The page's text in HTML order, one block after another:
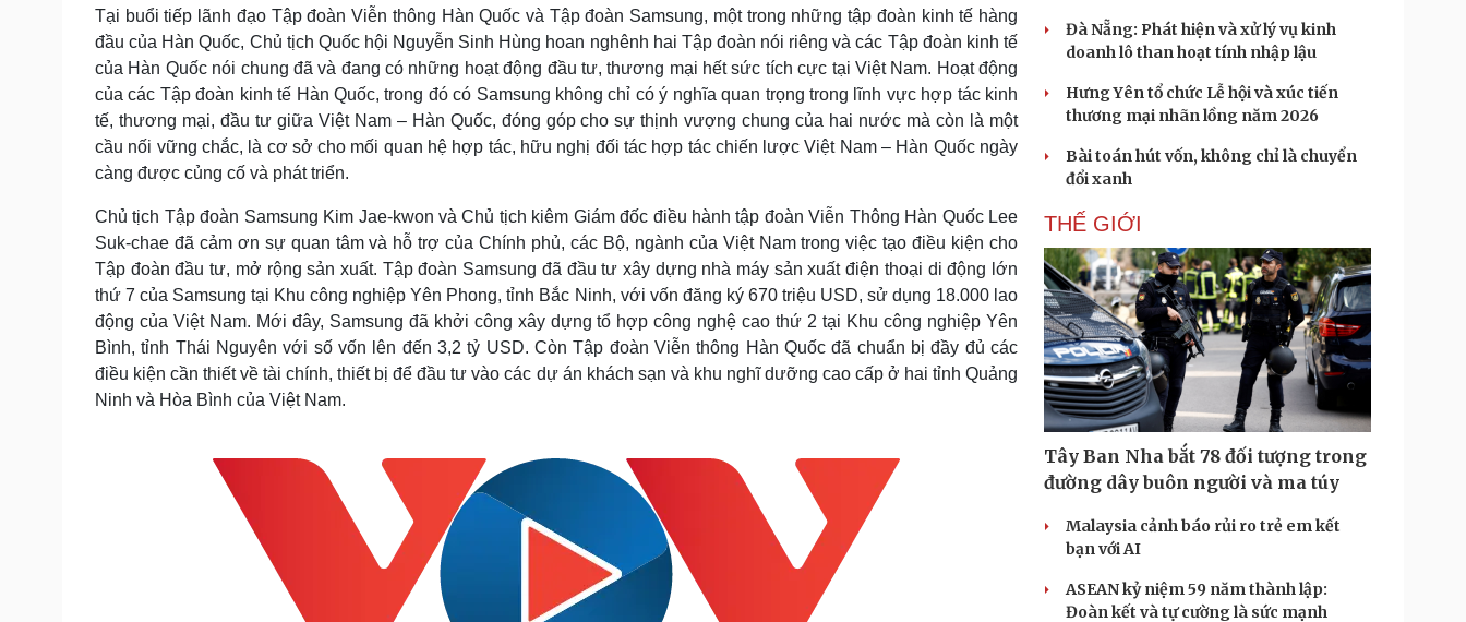
Sản phụ khoa
Nhi khoa
Nam khoa
Làm đẹp - giảm cân
Phòng mạch online
Ăn sạch sống khỏe
Tình yêu - Gia đình
Âm nhạc
Di sản
Sao Việt
check-in
Cửa sổ tình yêu
Kể chuyện cho bé
Cải chính
Tại buổi tiếp lãnh đạo Tập đoàn Viễn thông Hàn Quốc và Tập đoàn Samsung, một trong những tập đoàn kinh tế hàng
đầu của Hàn Quốc, Chủ tịch Quốc hội Nguyễn Sinh Hùng hoan nghênh hai Tập đoàn nói riêng và các Tập đoàn kinh tế
của Hàn Quốc nói chung đã và đang có những hoạt động đầu tư, thương mại hết sức tích cực tại Việt Nam. Hoạt động
của các Tập đoàn kinh tế Hàn Quốc, trong đó có Samsung không chỉ có ý nghĩa quan trọng trong lĩnh vực hợp tác kinh
tế, thương mại, đầu tư giữa Việt Nam – Hàn Quốc, đóng góp cho sự thịnh vượng chung của hai nước mà còn là một
cầu nối vững chắc, là cơ sở cho mối quan hệ hợp tác, hữu nghị đối tác hợp tác chiến lược Việt Nam – Hàn Quốc ngày
càng được củng cố và phát triển.
Chủ tịch Tập đoàn Samsung Kim Jae-kwon và Chủ tịch kiêm Giám đốc điều hành tập đoàn Viễn Thông Hàn Quốc Lee
Suk-chae đã cảm ơn sự quan tâm và hỗ trợ của Chính phủ, các Bộ, ngành của Việt Nam trong việc tạo điều kiện cho
Tập đoàn đầu tư, mở rộng sản xuất. Tập đoàn Samsung đã đầu tư xây dựng nhà máy sản xuất điện thoại di động lớn
thứ 7 của Samsung tại Khu công nghiệp Yên Phong, tỉnh Bắc Ninh, với vốn đăng ký 670 triệu USD, sử dụng 18.000 lao
động của Việt Nam. Mới đây, Samsung đã khởi công xây dựng tổ hợp công nghệ cao thứ 2 tại Khu công nghiệp Yên
Bình, tỉnh Thái Nguyên với số vốn lên đến 3,2 tỷ USD. Còn Tập đoàn Viễn thông Hàn Quốc đã chuẩn bị đầy đủ các
điều kiện cần thiết về tài chính, thiết bị để đầu tư vào các dự án khách sạn và khu nghĩ dưỡng cao cấp ở hai tỉnh Quảng
Ninh và Hòa Bình của Việt Nam.
Đà Nẵng: Phát hiện và xử lý vụ kinh
doanh lô than hoạt tính nhập lậu
Hưng Yên tổ chức Lễ hội và xúc tiến
thương mại nhãn lồng năm 2026
Bài toán hút vốn, không chỉ là chuyển
đổi xanh
THẾ GIỚI
Tây Ban Nha bắt 78 đối tượng trong
đường dây buôn người và ma túy
Malaysia cảnh báo rủi ro trẻ em kết
bạn với AI
ASEAN kỷ niệm 59 năm thành lập:
Đoàn kết và tự cường là sức mạnh